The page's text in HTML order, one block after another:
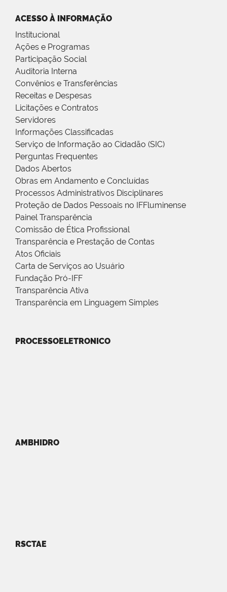
ACESSO À INFORMAÇÃO
Institucional
Ações e Programas
Participação Social
Auditoria Interna
Convênios e Transferências
Receitas e Despesas
Licitações e Contratos
Servidores
Informações Classificadas
Serviço de Informação ao Cidadão (SIC)
Perguntas Frequentes
Dados Abertos
Obras em Andamento e Concluídas
Processos Administrativos Disciplinares
Proteção de Dados Pessoais no IFFluminense
Painel Transparência
Comissão de Ética Profissional
Transparência e Prestação de Contas
Atos Oficiais
Carta de Serviços ao Usuário
Fundação Pró-IFF
Transparência Ativa
Transparência em Linguagem Simples
PROCESSOELETRONICO
AMBHIDRO
RSCTAE